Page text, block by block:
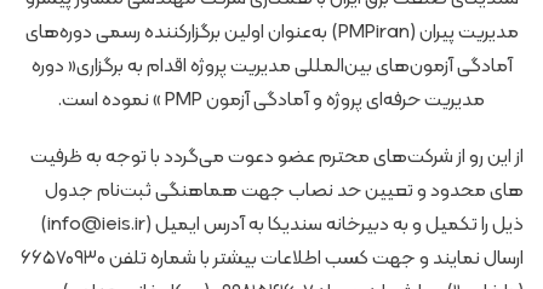
مدیریت پیران (PMPiran) به‌عنوان اولین برگزارکننده رسمی دوره‌های
آمادگی آزمون‌های بین‌المللی مدیریت پروژه اقدام به برگزاری« دوره
مدیریت حرفه‌ای پروژه و آمادگی آزمون PMP » نموده است.
از این رو از شرکت‌های محترم عضو دعوت می‌گردد با توجه به ظرفیت
های محدود و تعیین حد نصاب جهت هماهنگی ثبت‌نام جدول
ذیل را تکمیل و به دبیرخانه سندیکا به آدرس ایمیل (info@ieis.ir)
ارسال نمایند و جهت کسب اطلاعات بیشتر با شماره تلفن ۶۶۵۷۰۹۳۰